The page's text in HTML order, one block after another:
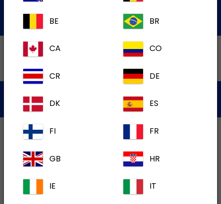
Témoins
BE BR
CA CO
CR DE
DK ES
FI FR
GB HR
IE IT